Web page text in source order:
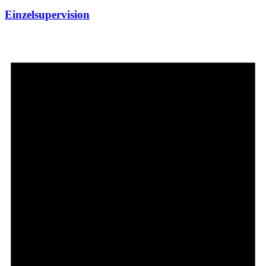
Einzelsupervision